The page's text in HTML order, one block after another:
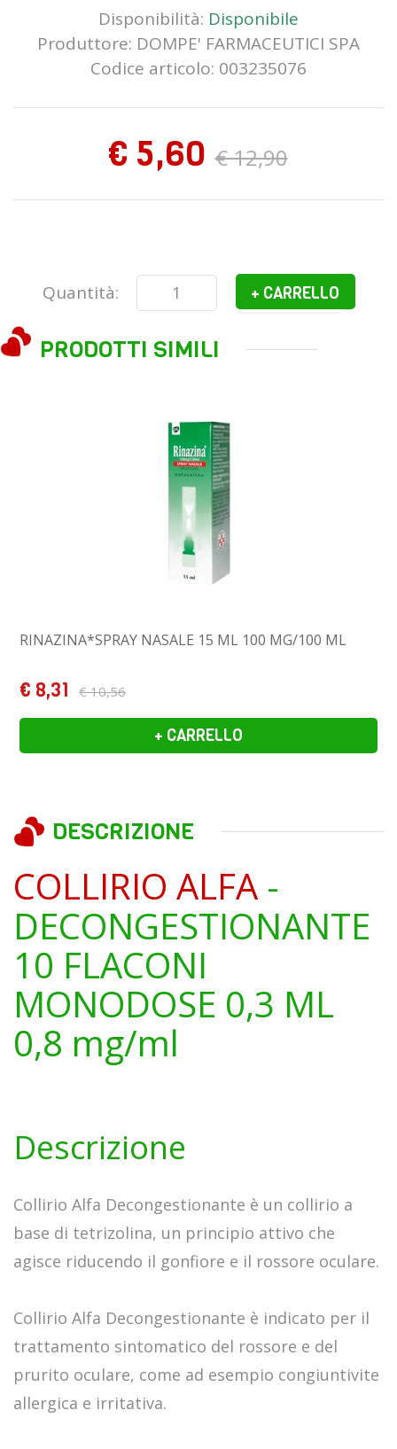
Disponibilità: Disponibile
Produttore: DOMPE' FARMACEUTICI SPA
Codice articolo: 003235076
€ 5,60 € 12,90
Quantità: + CARRELLO
PRODOTTI SIMILI
RINAZINA*SPRAY NASALE 15 ML 100 MG/100 ML
€ 8,31 € 10,56
+ CARRELLO
DESCRIZIONE
COLLIRIO ALFA -
DECONGESTIONANTE
10 FLACONI
MONODOSE 0,3 ML
0,8 mg/ml
Descrizione
Collirio Alfa Decongestionante è un collirio a
base di tetrizolina, un principio attivo che
agisce riducendo il gonfiore e il rossore oculare.
Collirio Alfa Decongestionante è indicato per il
trattamento sintomatico del rossore e del
prurito oculare, come ad esempio congiuntivite
allergica e irritativa.